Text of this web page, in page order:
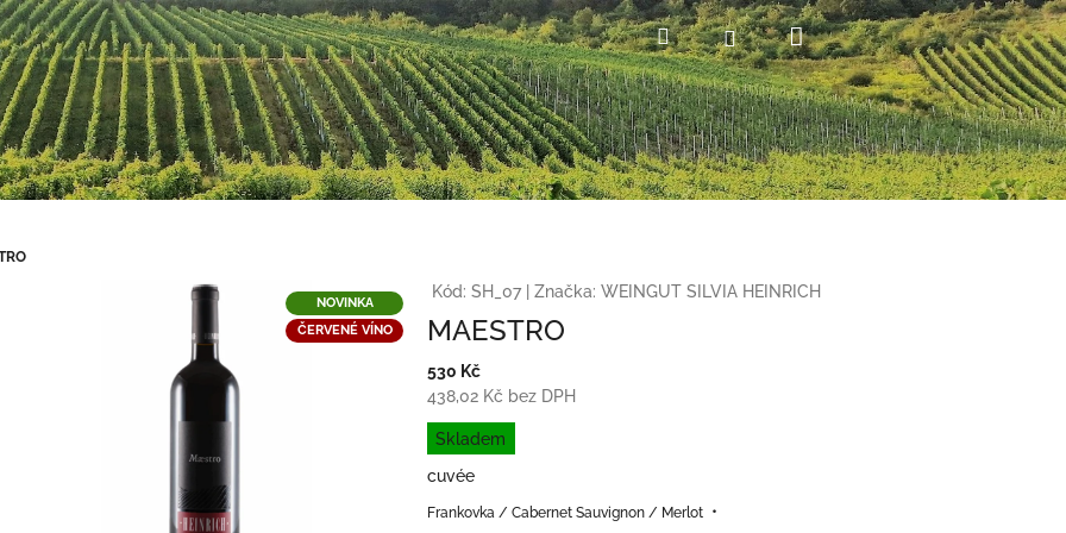
HledatPřihlášeníNákupní
košík
NOVINKA
ČERVENÉ VÍNO
Kód: SH_07 Značka: WEINGUT SILVIA HEINRICH
MAESTRO
530 Kč
438,02 Kč bez DPH
Měrná
cena:
Skladem
cuvée
Frankovka / Cabernet Sauvignon / Merlot •